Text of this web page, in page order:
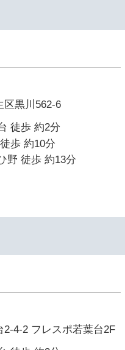
区黒川562-6
徒歩 約2分
歩 約10分
野 徒歩 約13分
4-2 フレスポ若葉台2F